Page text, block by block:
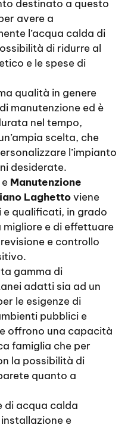
destinato a questo
avere a
l’acqua calda di
di ridurre al
e le spese di
qualità in genere
manutenzione ed è
nel tempo,
scelta, che
l’impianto
desiderate.
Manutenzione
Laghettoviene
qualificati, in grado
e di effettuare
e controllo
gamma di
adatti sia ad un
le esigenze di
pubblici e
offrono una capacità
famiglia che per
la possibilità di
quanto a
di acqua calda
e